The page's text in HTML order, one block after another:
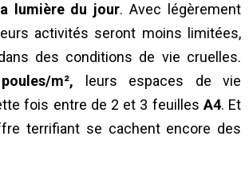
lumière du jour. Avec légèrement
activités seront moins limitées,
des conditions de vie cruelles.
m², leurs espaces de vie
fois entre de 2 et 3 feuillesA4. Et
terrifiant se cachent encore des